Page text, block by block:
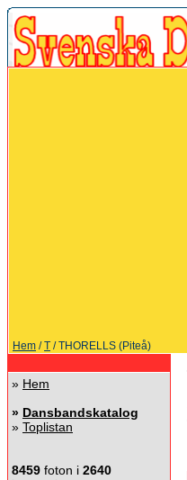
Hem /T / THORELLS (Piteå)
» Hem
» Dansbandskatalog
» Toplistan
8459 foton i 2640